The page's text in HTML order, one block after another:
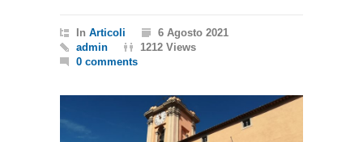
In Articoli
6 Agosto 2021
admin
1212 Views
0 comments